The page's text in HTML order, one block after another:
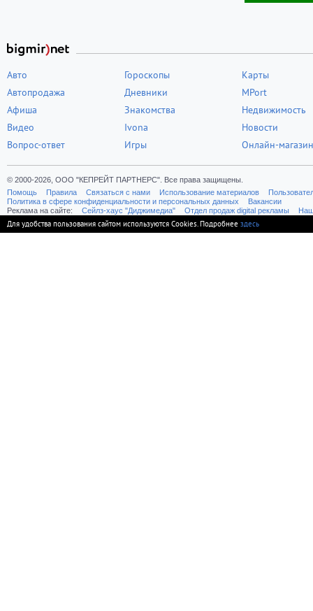
Авто
Автопродажа
Афиша
Видео
Вопрос-ответ
Гороскопы
Дневники
Знакомства
Ivona
Игры
Карты
MPort
Недвижимость
Новости
Онлайн-магазин
© 2000-2026, ООО "КЕПРЕЙТ ПАРТНЕРС". Все права защищены.
Помощь
Правила Связаться с нами Использование материалов
Политика в сфере конфиденциальности и персональных данных
Вакансии
Реклама на сайте:
Cейлз-хаус "Диджимедиа" Отдел продаж digital рекламы
Для удобства пользования сайтом используются Cookies. Подробнее здесь